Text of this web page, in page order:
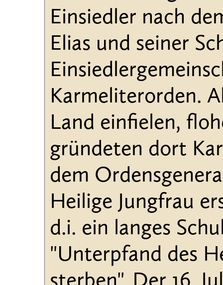
Einsiedler nach
Elias und seiner
Karmeliterorden.
Land einfielen,
gründeten dort
dem
Heilige Jungfrau
d.i. ein langes
"Unterpfand des